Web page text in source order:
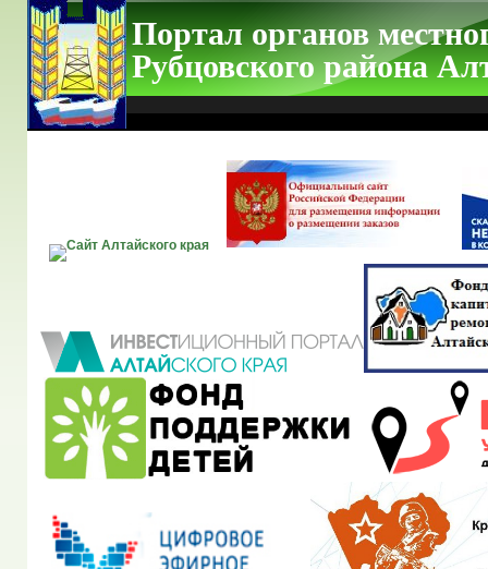
Портал органов
Рубцовского района